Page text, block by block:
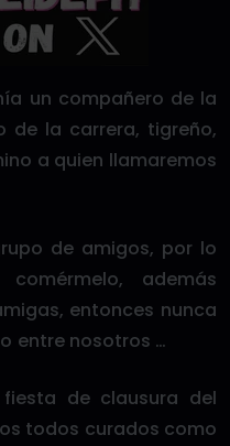
un compañero de la
de la carrera, tigreño,
a quien llamaremos
de amigos, por lo
además
entonces nunca
entre nosotros …
de clausura del
todos curados como